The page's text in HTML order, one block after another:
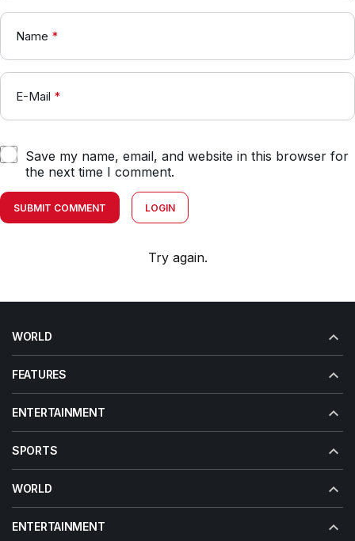
Name *
E-Mail *
Save my name, email, and website in this browser for
the next time I comment.
SUBMIT COMMENT LOGIN
Try again.
WORLD
FEATURES
ENTERTAINMENT
SPORTS
WORLD
ENTERTAINMENT